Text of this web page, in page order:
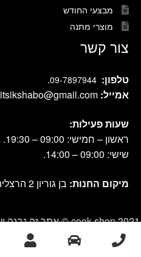
מבצעי החודש
מוצרי מתנה
צור קשר
טלפון: 09-7897944
.
אמייל: itsikshabo@gmail.com
שעות פעילות:
ראשון – חמישי: 09:00 – 19:30.
שישי: 09:00 – 14:00.
מיקום החנות: בן גוריון 2 הרצליה
cook shop 2021 © אתר זה נבנה ועוצב על-ידי
אתרים